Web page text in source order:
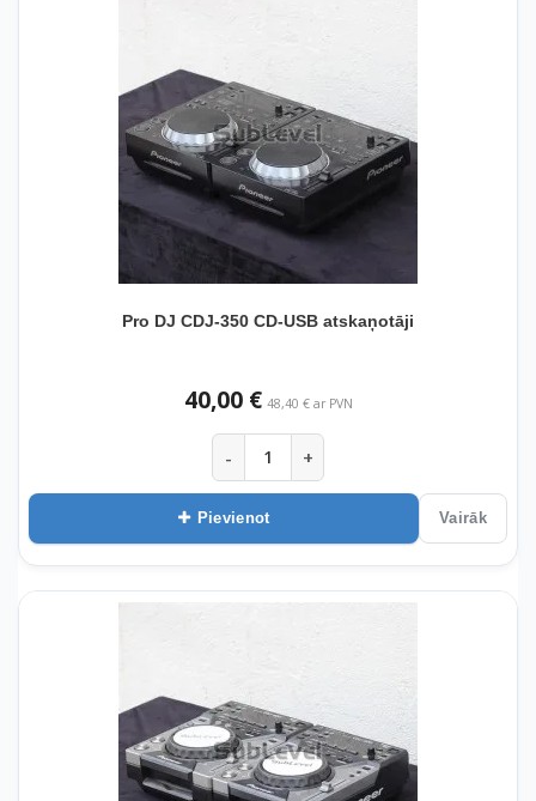
Pro DJ CDJ-350 CD-USB atskaņotāji
40,00 € 48,40 € ar PVN
- +
Pievienot Vairāk